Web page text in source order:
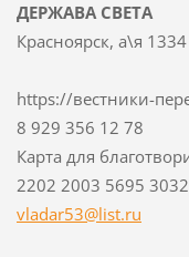
ДЕРЖАВА СВЕТА
Красноярск, а\я
https://вестники-
8 929 356 12 78
Карта для
2202 2003 5695 3032
vladar53@list.ru